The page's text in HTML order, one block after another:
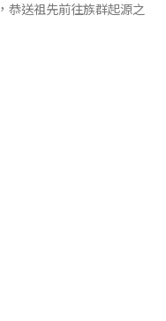
恭送祖先前往族群起源之